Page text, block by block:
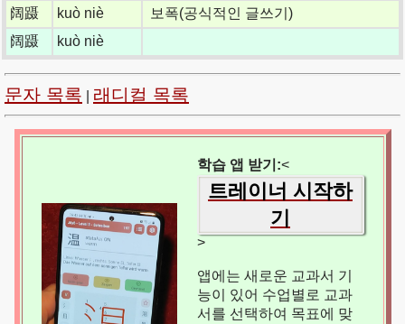
阔蹑
kuò niè
보폭(공식적인 글쓰기)
阔蹑
kuò niè
문자 목록 래디컬 목록
학습 앱 받기:<
트레이너 시작하
기
>
앱에는 새로운 교과서 기
능이 있어 수업별로 교과
서를 선택하여 목표에 맞